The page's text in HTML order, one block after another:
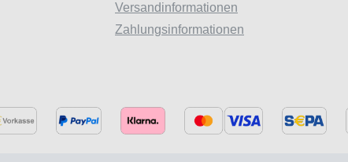
Versandinformationen
Zahlungsinformationen